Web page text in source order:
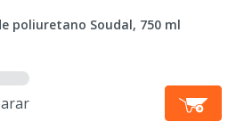
poliuretano Soudal, 750 ml